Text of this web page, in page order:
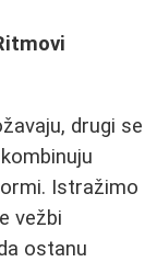
drugi se
Istražimo
vežbi
ostanu